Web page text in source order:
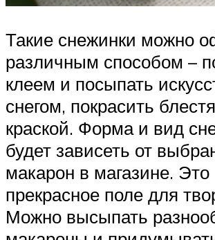
Такие снежинки можно
различным способом –
клеем и посыпать
снегом, покрасить
краской. Форма и вид
будет зависеть от
макарон в магазине. Это
прекрасное поле для
Можно высыпать